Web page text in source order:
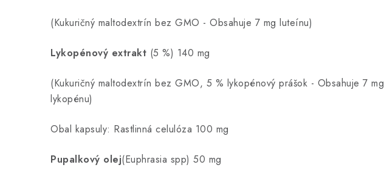
(Kukuričný maltodextrín bez GMO - Obsahuje 7 mg luteínu)
Lykopénový extrakt (5 %) 140 mg
(Kukuričný maltodextrín bez GMO, 5 % lykopénový prášok - Obsahuje 7 mg
lykopénu)
Obal kapsuly: Rastlinná celulóza 100 mg
Pupalkový olej(Euphrasia spp) 50 mg